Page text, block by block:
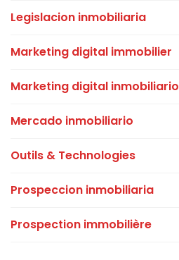
Legislacion inmobiliaria
Marketing digital immobilier
Marketing digital inmobiliario
Mercado inmobiliario
Outils & Technologies
Prospeccion inmobiliaria
Prospection immobilière